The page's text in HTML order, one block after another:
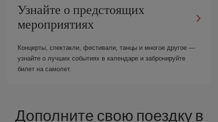
Узнайте о предстоящих
мероприятиях
Концерты, спектакли, фестивали, танцы и многое другое —
узнайте о лучших событиях в календаре и забронируйте
билет на самолет.
Дополните свою поездку в